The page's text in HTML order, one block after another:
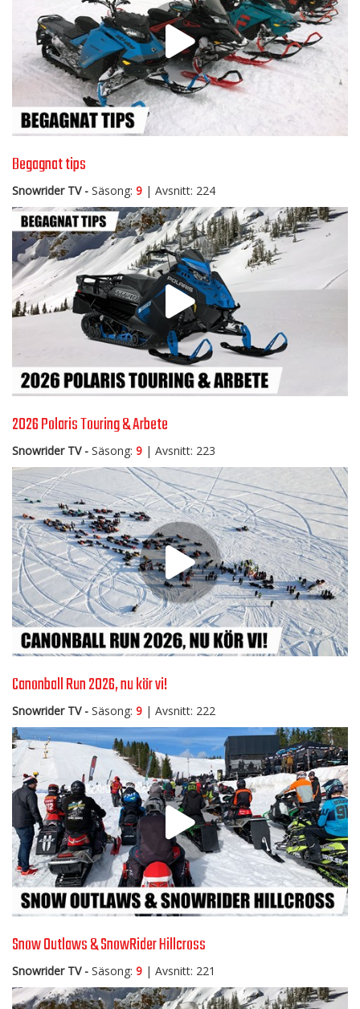
Begagnat tips
Snowrider TV - Säsong: 9 | Avsnitt: 224
2026 Polaris Touring & Arbete
Snowrider TV - Säsong: 9 | Avsnitt: 223
Canonball Run 2026, nu kör vi!
Snowrider TV - Säsong: 9 | Avsnitt: 222
Snow Outlaws & SnowRider Hillcross
Snowrider TV - Säsong: 9 | Avsnitt: 221